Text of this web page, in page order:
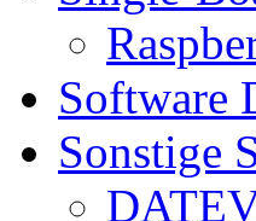
Software
Sonstige